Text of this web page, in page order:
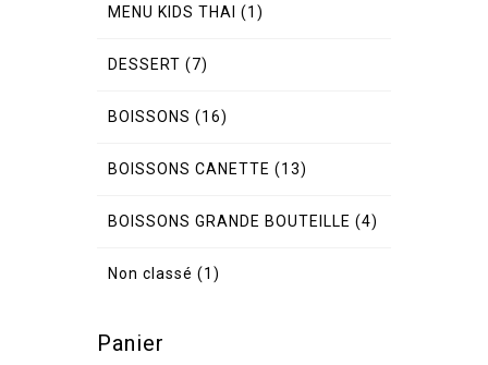
MENU KIDS THAI (1)
DESSERT (7)
BOISSONS (16)
BOISSONS CANETTE (13)
BOISSONS GRANDE BOUTEILLE (4)
Non classé (1)
Panier